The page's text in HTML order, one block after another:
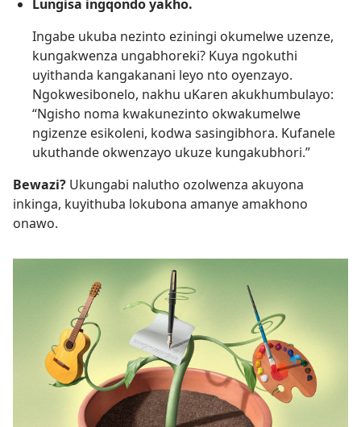
Lungisa ingqondo yakho.
Ingabe ukuba nezinto eziningi okumelwe uzenze,
kungakwenza ungabhoreki? Kuya ngokuthi
uyithanda kangakanani leyo nto oyenzayo.
Ngokwesibonelo, nakhu uKaren akukhumbulayo:
“Ngisho noma kwakunezinto okwakumelwe
ngizenze esikoleni, kodwa sasingibhora. Kufanele
ukuthande okwenzayo ukuze kungakubhori.”
Bewazi? Ukungabi nalutho ozolwenza akuyona
inkinga, kuyithuba lokubona amanye amakhono
onawo.